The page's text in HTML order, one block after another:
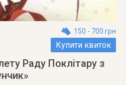
150 - 700 грн
Купити квиток
Раду Поклітару з